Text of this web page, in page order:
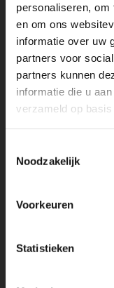
personaliseren,
en om ons
informatie over uw
partners voor
partners kunnen
informatie die u
verzameld op
Noodzakelijk
Voorkeuren
Statistieken
graag direct verder:
Telefoon:
023 201 0503
E-mail:
Meer